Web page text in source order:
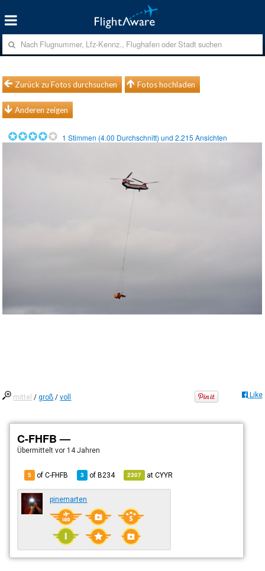
Zurück zu Fotos durchsuchen Fotos hochladen
Anderen zeigen
1 Stimmen (4.00 Durchschnitt) und2.215 Ansichten
mittel /groß /voll Like
C-FHFB —
Übermitteltvor 14 Jahren
5 of C-FHFB 3 ofB234 2307 atCYYR
pinemarten